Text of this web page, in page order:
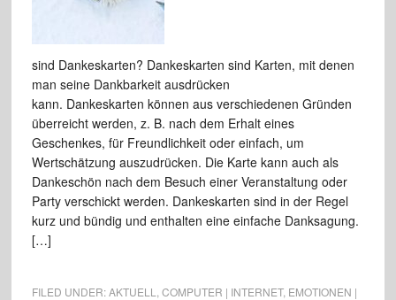
sind Dankeskarten? Dankeskarten sind Karten, mit denen
man seine Dankbarkeit ausdrücken
kann. Dankeskarten können aus verschiedenen Gründen
überreicht werden, z. B. nach dem Erhalt eines
Geschenkes, für Freundlichkeit oder einfach, um
Wertschätzung auszudrücken. Die Karte kann auch als
Dankeschön nach dem Besuch einer Veranstaltung oder
Party verschickt werden. Dankeskarten sind in der Regel
kurz und bündig und enthalten eine einfache Danksagung.
[…]
FILED UNDER:AKTUELL COMPUTER | INTERNET, EMOTIONEN |